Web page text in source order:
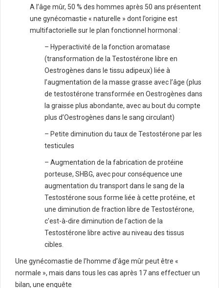
A l’âge mûr, 50 % des hommes après 50 ans présentent
une gynécomastie « naturelle » dont l’origine est
multifactorielle sur le plan fonctionnel hormonal :
– Hyperactivité de la fonction aromatase
(transformation de la Testostérone libre en
Oestrogènes dans le tissu adipeux) liée à
l’augmentation de la masse grasse avec l’âge (plus
de testostérone transformée en Oestrogènes dans
la graisse plus abondante, avec au bout du compte
plus d’Oestrogènes dans le sang circulant)
– Petite diminution du taux de Testostérone par les
testicules
– Augmentation de la fabrication de protéine
porteuse, SHBG, avec pour conséquence une
augmentation du transport dans le sang de la
Testostérone sous forme liée à cette protéine, et
une diminution de fraction libre de Testostérone,
c’est-à-dire diminution de l’action de la
Testostérone libre active au niveau des tissus
cibles.
Une gynécomastie de l’homme d’âge mûr peut être «
normale », mais dans tous les cas après 17 ans effectuer un
bilan, une enquête